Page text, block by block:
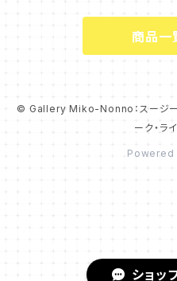
ショッ
エンドン
商品一
© Gallery Miko-Nonno：スージーク
ーク・ラ
Powered